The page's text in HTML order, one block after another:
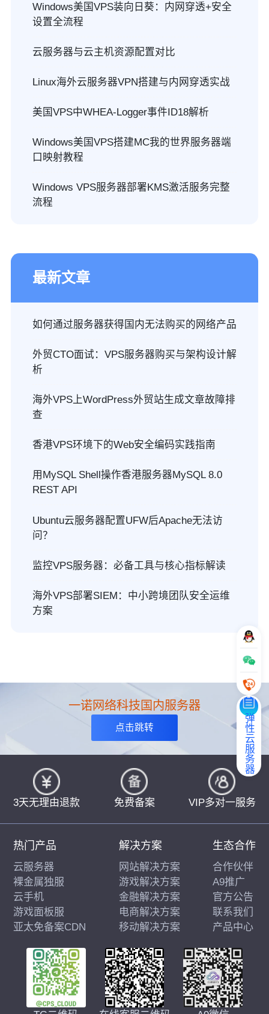
Windows美国VPS装向日葵：内网穿透+安全
设置全流程
云服务器与云主机资源配置对比
Linux海外云服务器VPN搭建与内网穿透实战
美国VPS中WHEA-Logger事件ID18解析
Windows美国VPS搭建MC我的世界服务器端
口映射教程
Windows VPS服务器部署KMS激活服务完整
流程
最新文章
如何通过服务器获得国内无法购买的网络产品
外贸CTO面试：VPS服务器购买与架构设计解
析
海外VPS上WordPress外贸站生成文章故障排
查
香港VPS环境下的Web安全编码实践指南
用MySQL Shell操作香港服务器MySQL 8.0
REST API
Ubuntu云服务器配置UFW后Apache无法访
问？
监控VPS服务器：必备工具与核心指标解读
海外VPS部署SIEM：中小跨境团队安全运维
方案
弹性云服务器
一诺网络科技国内服务器
点击跳转
3天无理由退款 免费备案 VIP多对一服务
热门产品
云服务器
裸金属独服
云手机
游戏面板服
亚太免备案CDN
解决方案
网站解决方案
游戏解决方案
金融解决方案
电商解决方案
移动解决方案
生态合作
合作伙伴
A9推广
官方公告
联系我们
产品中心